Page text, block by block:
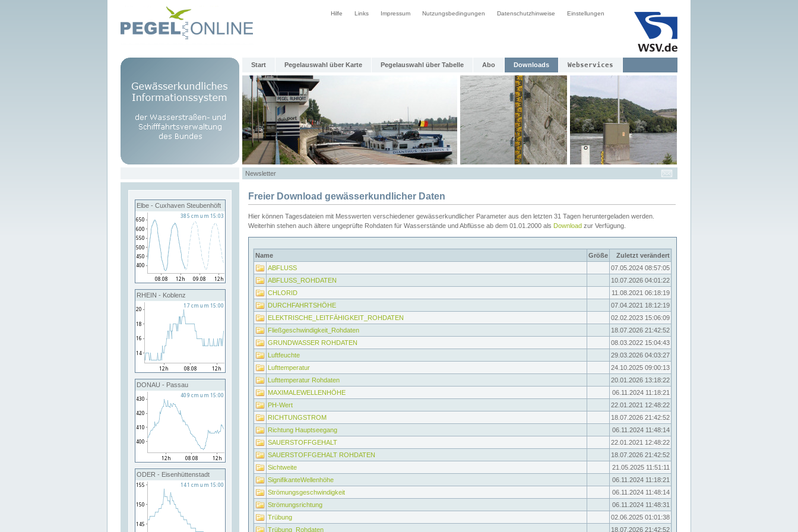
Hilfe Links Impressum Nutzungsbedingungen Datenschutzhinweise Einstellungen
Start Pegelauswahl über Karte Pegelauswahl über Tabelle Abo Downloads Webservices
Newsletter
Elbe - Cuxhaven Steubenhöft
RHEIN - Koblenz
DONAU - Passau
ODER - Eisenhüttenstadt
Freier Download gewässerkundlicher Daten
Hier können Tagesdateien mit Messwerten verschiedener gewässerkundlicher Parameter aus den letzten 31 Tagen heruntergeladen werden.
Weiterhin stehen auch ältere ungeprüfte Rohdaten für Wasserstände und Abflüsse ab dem 01.01.2000 als Download zur Verfügung.
Name Größe
Zuletzt verändert
ABFLUSS
07.05.2024 08:57:05
ABFLUSS_ROHDATEN
10.07.2026 04:01:22
CHLORID
11.08.2021 06:18:19
DURCHFAHRTSHÖHE
07.04.2021 18:12:19
ELEKTRISCHE_LEITFÄHIGKEIT_ROHDATEN
02.02.2023 15:06:09
Fließgeschwindigkeit_Rohdaten
18.07.2026 21:42:52
GRUNDWASSER ROHDATEN
08.03.2022 15:04:43
Luftfeuchte
29.03.2026 04:03:27
Lufttemperatur
24.10.2025 09:00:13
Lufttemperatur Rohdaten
20.01.2026 13:18:22
MAXIMALEWELLENHÖHE
06.11.2024 11:18:21
PH-Wert
22.01.2021 12:48:22
RICHTUNGSTROM
18.07.2026 21:42:52
Richtung Hauptseegang
06.11.2024 11:48:14
SAUERSTOFFGEHALT
22.01.2021 12:48:22
SAUERSTOFFGEHALT ROHDATEN
18.07.2026 21:42:52
Sichtweite
21.05.2025 11:51:11
SignifikanteWellenhöhe
06.11.2024 11:18:21
Strömungsgeschwindigkeit
06.11.2024 11:48:14
Strömungsrichtung
06.11.2024 11:48:31
Trübung
02.06.2025 01:01:38
Trübung_Rohdaten
18.07.2026 21:42:52